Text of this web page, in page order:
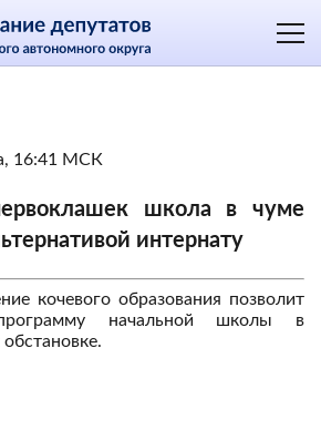
16:41 МСК
школа в чуме
интернату
кочевого образования позволит
начальной школы в